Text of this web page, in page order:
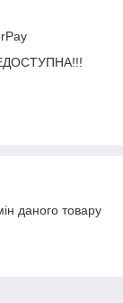
даного товару